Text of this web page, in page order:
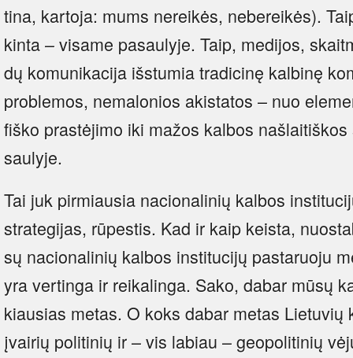
ti­na, kar­to­ja: mums ne­rei­kės, ne­be­rei­kės).
kin­ta – vi­sa­me pa­sau­ly­je. Taip, me­di­jos,
dų ko­mu­ni­ka­ci­ja iš­stu­mia tra­di­ci­nę kal­bi­nę
prob­le­mos, ne­ma­lo­nios akis­ta­tos – nuo
fiš­ko pra­stė­ji­mo iki ma­žos kal­bos
sau­ly­je.
Tai juk pir­miau­sia na­cio­na­li­nių kal­bos
stra­te­gi­jas, rū­pes­tis. Kad ir kaip keis­ta,
sų na­cio­na­li­nių kal­bos ins­ti­tu­ci­jų pa­sta­ruo­ju
yra ver­tin­ga ir rei­ka­lin­ga. Sa­ko, da­bar mū­sų
kiau­sias me­tas. O koks da­bar me­tas
įvai­rių po­li­ti­nių ir – vis la­biau – geo­po­li­ti­nių